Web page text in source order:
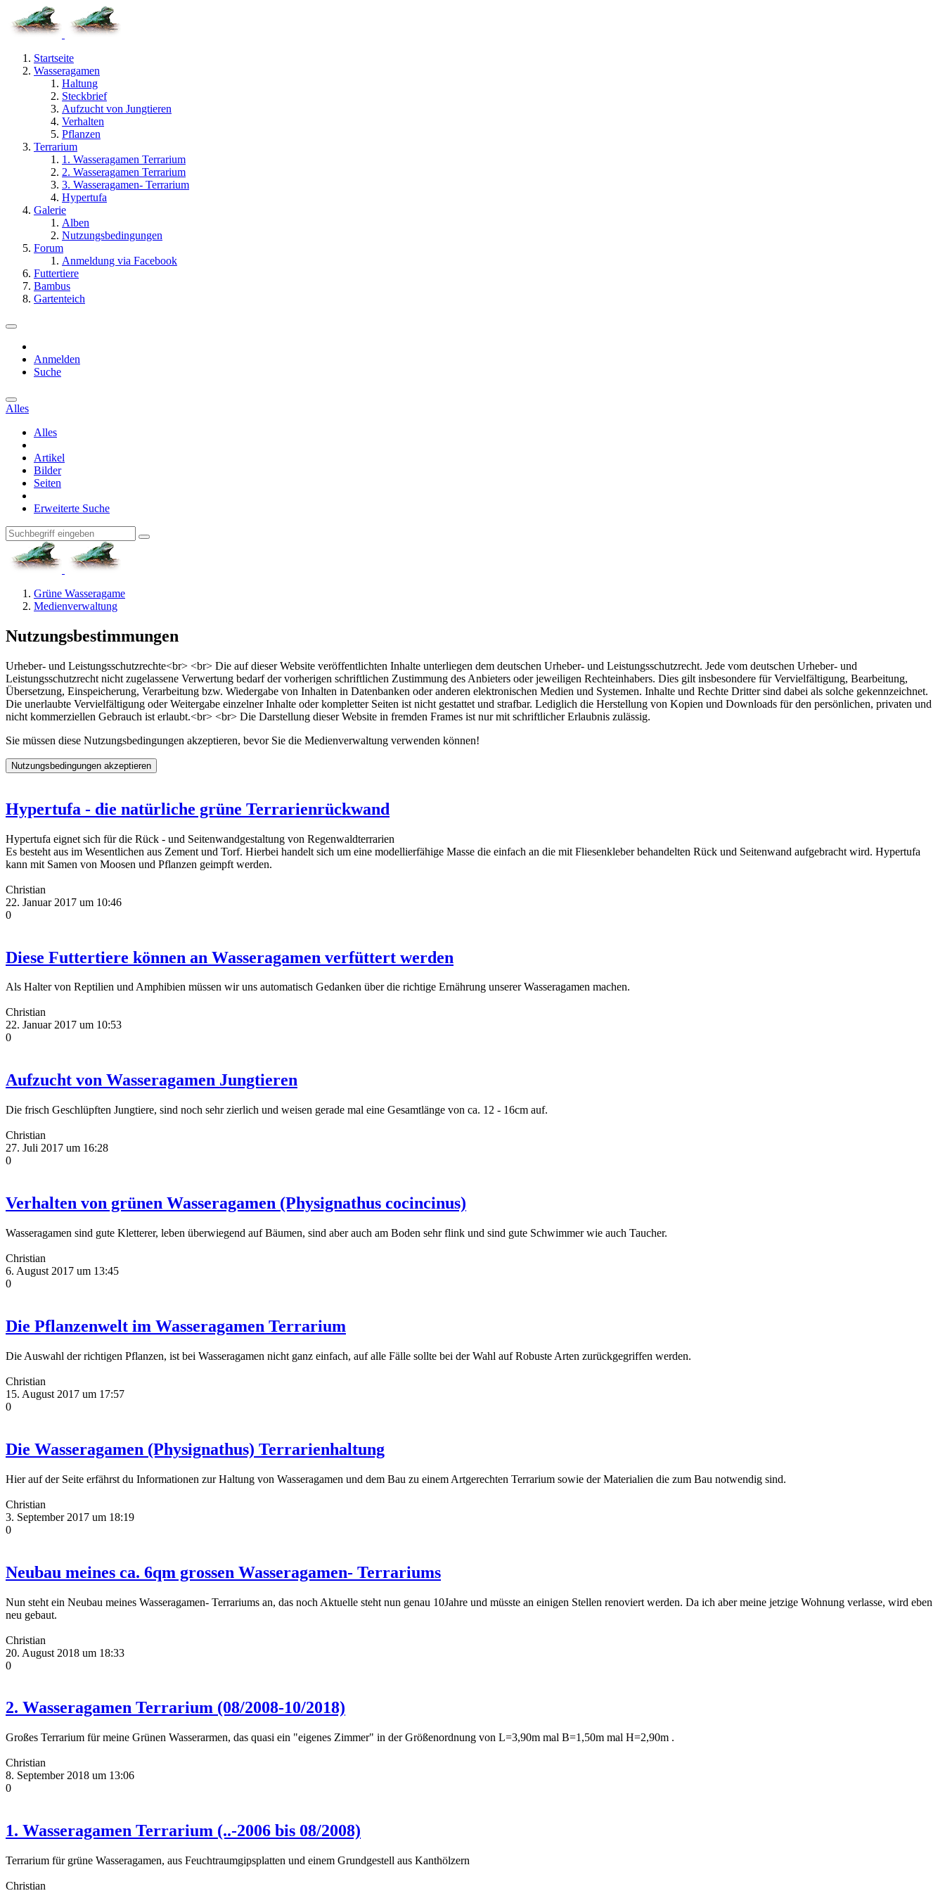
Startseite
Wasseragamen
Haltung
Steckbrief
Aufzucht von Jungtieren
Verhalten
Pflanzen
Terrarium
1. Wasseragamen Terrarium
2. Wasseragamen Terrarium
3. Wasseragamen- Terrarium
Hypertufa
Galerie
Alben
Nutzungsbedingungen
Forum
Anmeldung via Facebook
Futtertiere
Bambus
Gartenteich
Anmelden
Suche
Alles
Alles
Artikel
Bilder
Seiten
Erweiterte Suche
Grüne Wasseragame
Medienverwaltung
Nutzungsbestimmungen
Urheber- und Leistungsschutzrechte<br> <br> Die auf dieser Website veröffentlichten Inhalte unterliegen dem deutschen Urheber- und Leistungsschutzrecht. Jede vom deutschen Urheber- und
Leistungsschutzrecht nicht zugelassene Verwertung bedarf der vorherigen schriftlichen Zustimmung des Anbieters oder jeweiligen Rechteinhabers. Dies gilt insbesondere für Vervielfältigung, Bearbeitung,
Übersetzung, Einspeicherung, Verarbeitung bzw. Wiedergabe von Inhalten in Datenbanken oder anderen elektronischen Medien und Systemen. Inhalte und Rechte Dritter sind dabei als solche gekennzeichnet.
Die unerlaubte Vervielfältigung oder Weitergabe einzelner Inhalte oder kompletter Seiten ist nicht gestattet und strafbar. Lediglich die Herstellung von Kopien und Downloads für den persönlichen, privaten und
nicht kommerziellen Gebrauch ist erlaubt.<br> <br> Die Darstellung dieser Website in fremden Frames ist nur mit schriftlicher Erlaubnis zulässig.
Sie müssen diese Nutzungsbedingungen akzeptieren, bevor Sie die Medienverwaltung verwenden können!
Hypertufa - die natürliche grüne Terrarienrückwand
Hypertufa eignet sich für die Rück - und Seitenwandgestaltung von Regenwaldterrarien
Es besteht aus im Wesentlichen aus Zement und Torf. Hierbei handelt sich um eine modellierfähige Masse die einfach an die mit Fliesenkleber behandelten Rück und Seitenwand aufgebracht wird. Hypertufa
kann mit Samen von Moosen und Pflanzen geimpft werden.
Christian
22. Januar 2017 um 10:46
0
Diese Futtertiere können an Wasseragamen verfüttert werden
Als Halter von Reptilien und Amphibien müssen wir uns automatisch Gedanken über die richtige Ernährung unserer Wasseragamen machen.
Christian
22. Januar 2017 um 10:53
0
Aufzucht von Wasseragamen Jungtieren
Die frisch Geschlüpften Jungtiere, sind noch sehr zierlich und weisen gerade mal eine Gesamtlänge von ca. 12 - 16cm auf.
Christian
27. Juli 2017 um 16:28
0
Verhalten von grünen Wasseragamen (Physignathus cocincinus)
Wasseragamen sind gute Kletterer, leben überwiegend auf Bäumen, sind aber auch am Boden sehr flink und sind gute Schwimmer wie auch Taucher.
Christian
6. August 2017 um 13:45
0
Die Pflanzenwelt im Wasseragamen Terrarium
Die Auswahl der richtigen Pflanzen, ist bei Wasseragamen nicht ganz einfach, auf alle Fälle sollte bei der Wahl auf Robuste Arten zurückgegriffen werden.
Christian
15. August 2017 um 17:57
0
Die Wasseragamen (Physignathus) Terrarienhaltung
Hier auf der Seite erfährst du Informationen zur Haltung von Wasseragamen und dem Bau zu einem Artgerechten Terrarium sowie der Materialien die zum Bau notwendig sind.
Christian
3. September 2017 um 18:19
0
Neubau meines ca. 6qm grossen Wasseragamen- Terrariums
Nun steht ein Neubau meines Wasseragamen- Terrariums an, das noch Aktuelle steht nun genau 10Jahre und müsste an einigen Stellen renoviert werden. Da ich aber meine jetzige Wohnung verlasse, wird eben
neu gebaut.
Christian
20. August 2018 um 18:33
0
2. Wasseragamen Terrarium (08/2008-10/2018)
Großes Terrarium für meine Grünen Wasserarmen, das quasi ein "eigenes Zimmer" in der Größenordnung von L=3,90m mal B=1,50m mal H=2,90m .
Christian
8. September 2018 um 13:06
0
1. Wasseragamen Terrarium (..-2006 bis 08/2008)
Terrarium für grüne Wasseragamen, aus Feuchtraumgipsplatten und einem Grundgestell aus Kanthölzern
Christian